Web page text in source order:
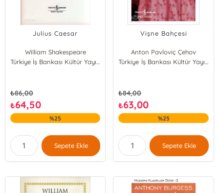
Julius Caesar
William Shakespeare
Türkiye İş Bankası Kültür Yayınları
₺86,00
₺64,50
%25
Sepete Ekle
Vişne Bahçesi
Anton Pavloviç Çehov
Türkiye İş Bankası Kültür Yayınları
₺84,00
₺63,00
%25
Sepete Ekle